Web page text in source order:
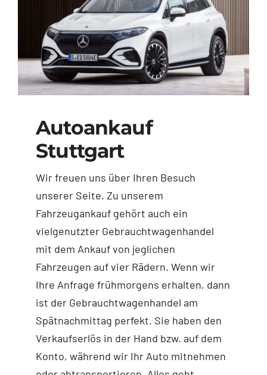
Autoankauf
Stuttgart
Wir freuen uns über Ihren Besuch
unserer Seite. Zu unserem
Fahrzeugankauf gehört auch ein
vielgenutzter Gebrauchtwagenhandel
mit dem Ankauf von jeglichen
Fahrzeugen auf vier Rädern. Wenn wir
Ihre Anfrage frühmorgens erhalten, dann
ist der Gebrauchtwagenhandel am
Spätnachmittag perfekt. Sie haben den
Verkaufserlös in der Hand bzw. auf dem
Konto, während wir Ihr Auto mitnehmen